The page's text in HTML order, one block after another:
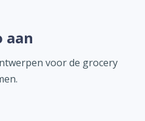
aan
voor de grocery